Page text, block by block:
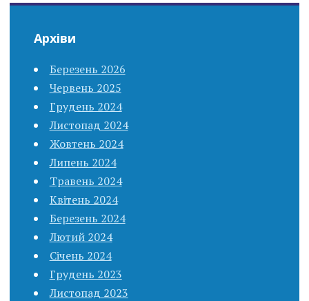
Архіви
Березень 2026
Червень 2025
Грудень 2024
Листопад 2024
Жовтень 2024
Липень 2024
Травень 2024
Квітень 2024
Березень 2024
Лютий 2024
Січень 2024
Грудень 2023
Листопад 2023